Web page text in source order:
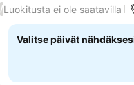
/Luokitusta ei ole saatavilla
Valitse päivät